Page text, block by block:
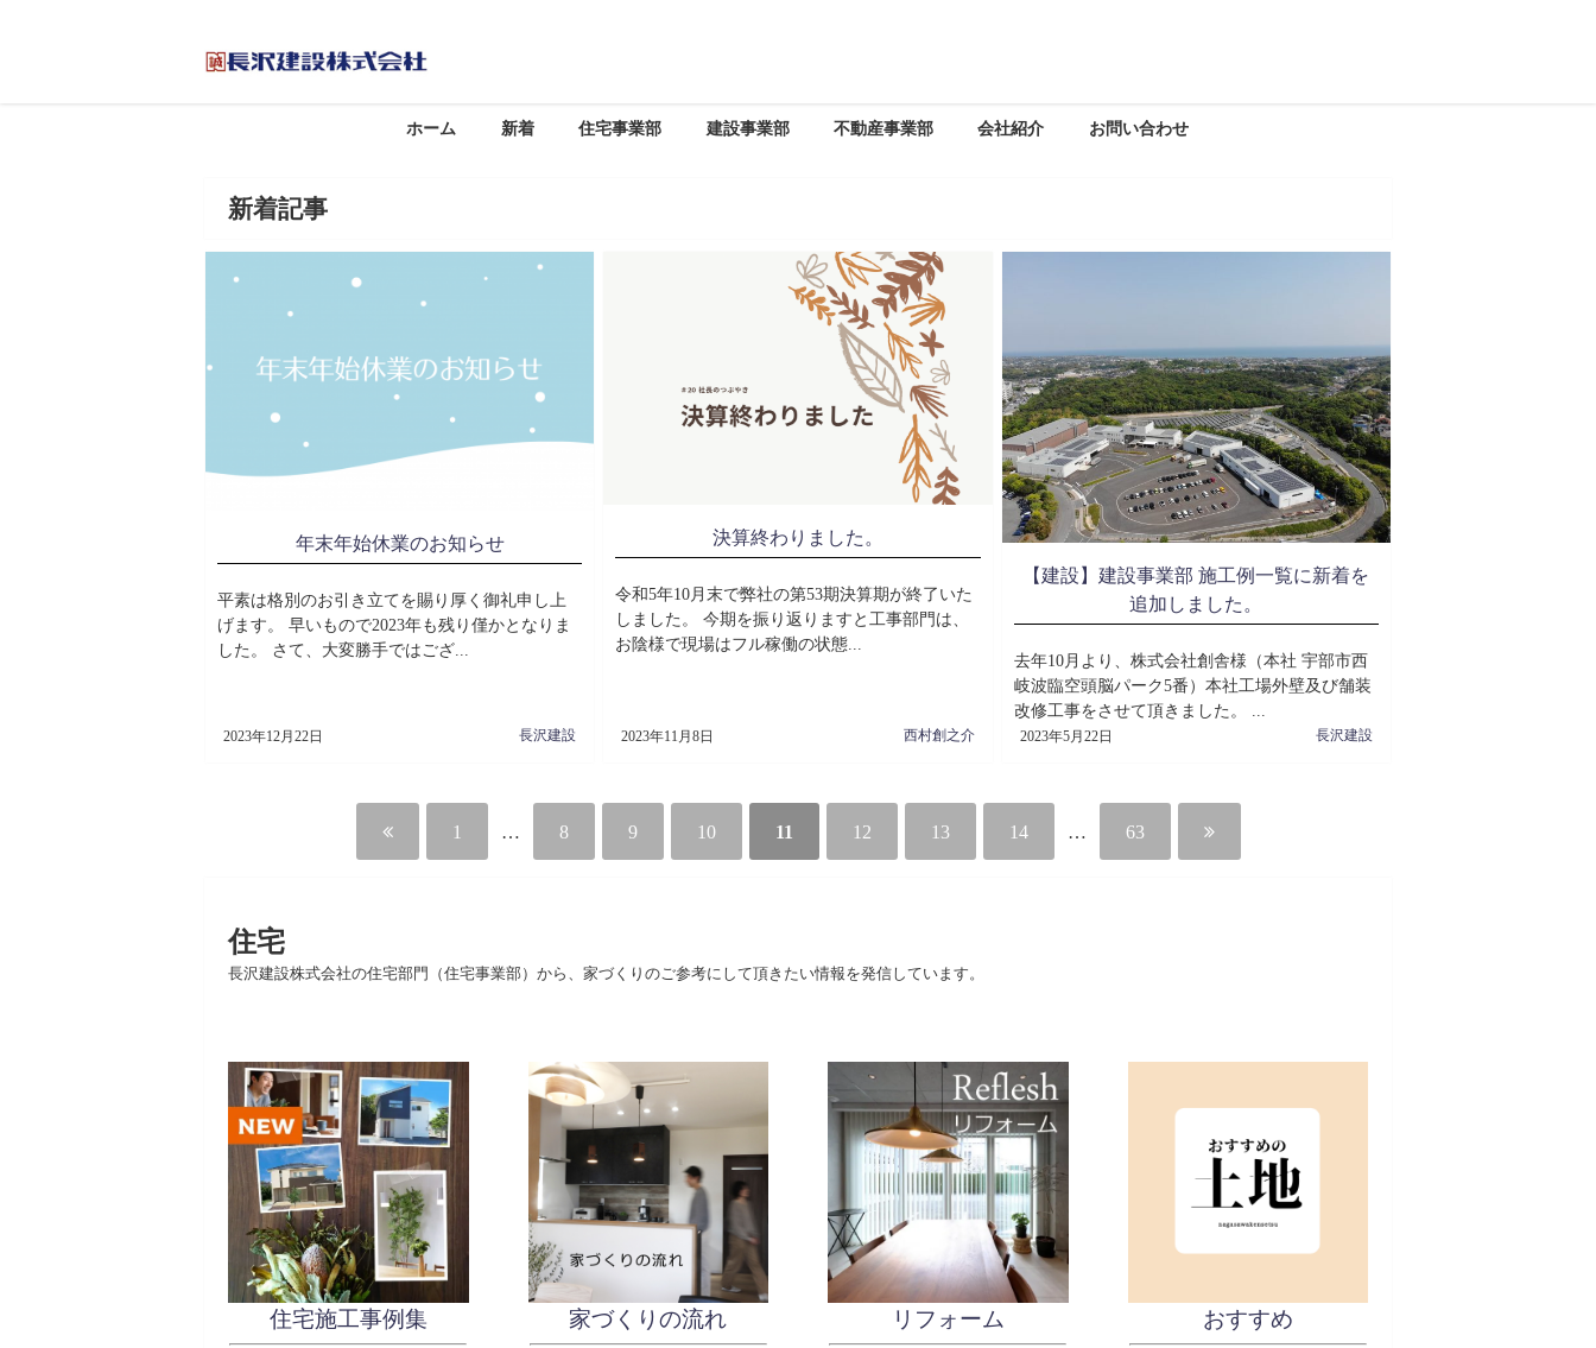
ホーム 新着 住宅事業部 建設事業部 不動産事業部 会社紹介 お問い合わせ
新着記事
年末年始休業のお知らせ
平素は格別のお引き立てを賜り厚く御礼申し上
げます。 早いもので2023年も残り僅かとなりま
した。 さて、大変勝手ではござ...
2023年12月22日 長沢建設
決算終わりました。
令和5年10月末で弊社の第53期決算期が終了いた
しました。 今期を振り返りますと工事部門は、
お陰様で現場はフル稼働の状態...
2023年11月8日 西村創之介
【建設】建設事業部 施工例一覧に新着を
追加しました。
去年10月より、株式会社創舎様（本社 宇部市西
岐波臨空頭脳パーク5番）本社工場外壁及び舗装
改修工事をさせて頂きました。 ...
2023年5月22日 長沢建設
1 8 9 10 11 12 13 14 63
住宅
長沢建設株式会社の住宅部門（住宅事業部）から、家づくりのご参考にして頂きたい情報を発信しています。
住宅施工事例集 家づくりの流れ リフォーム おすすめ